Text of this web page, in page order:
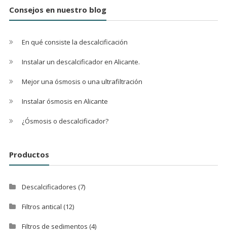
Consejos en nuestro blog
En qué consiste la descalcificación
Instalar un descalcificador en Alicante.
Mejor una ósmosis o una ultrafiltración
Instalar ósmosis en Alicante
¿Ósmosis o descalcificador?
Productos
Descalcificadores (7)
Filtros antical (12)
Filtros de sedimentos (4)